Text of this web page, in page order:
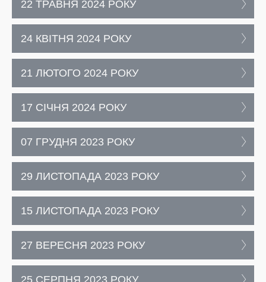
22 ТРАВНЯ 2024 РОКУ
24 КВІТНЯ 2024 РОКУ
21 ЛЮТОГО 2024 РОКУ
17 СІЧНЯ 2024 РОКУ
07 ГРУДНЯ 2023 РОКУ
29 ЛИСТОПАДА 2023 РОКУ
15 ЛИСТОПАДА 2023 РОКУ
27 ВЕРЕСНЯ 2023 РОКУ
25 СЕРПНЯ 2023 РОКУ